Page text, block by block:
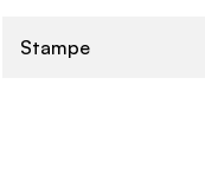
Stampe